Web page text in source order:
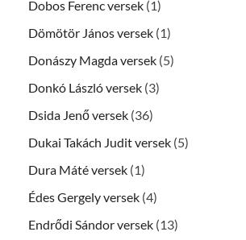
Dobos Ferenc versek (1)
Dömötör János versek (1)
Donászy Magda versek (5)
Donkó László versek (3)
Dsida Jenő versek (36)
Dukai Takách Judit versek (5)
Dura Máté versek (1)
Édes Gergely versek (4)
Endrődi Sándor versek (13)